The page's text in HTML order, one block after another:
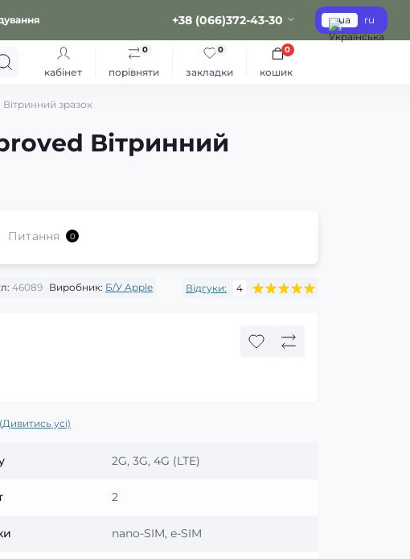
+38 (066)372-43-30 ua ru
кабінет порівняти
0
закладки
0
кошик
0
зразок
Вітринний
Питання 0
46089 Виробник: Б/У Apple Відгуки: 4
(Дивитись усі)
2G, 3G, 4G (LTE)
2
nano-SIM, e-SIM